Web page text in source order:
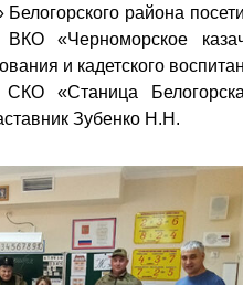
района
«Черноморское
и кадетского
«Станица
Зубенко Н.Н.